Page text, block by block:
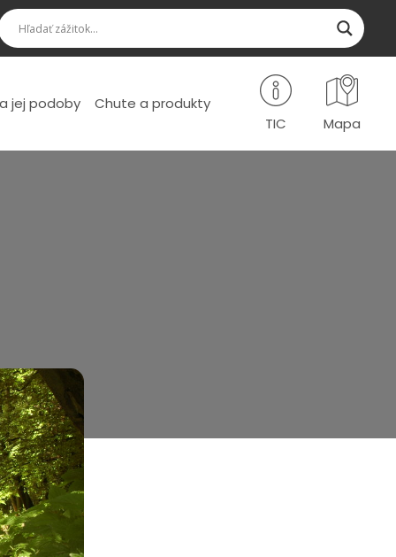
jej podoby
Chute a produkty
TIC
Mapa